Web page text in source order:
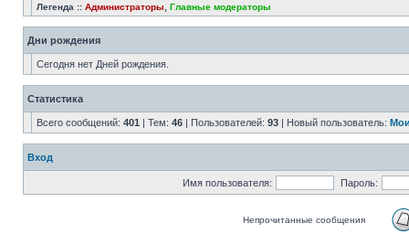
Легенда :: Администраторы Главные модераторы
Дни рождения
Сегодня нет Дней рождения.
Статистика
Всего сообщений: 401 | Тем: 46 | Пользователей: 93 | Новый пользователь:
Вход
Имя пользователя: Пароль:
Непрочитанные сообщения